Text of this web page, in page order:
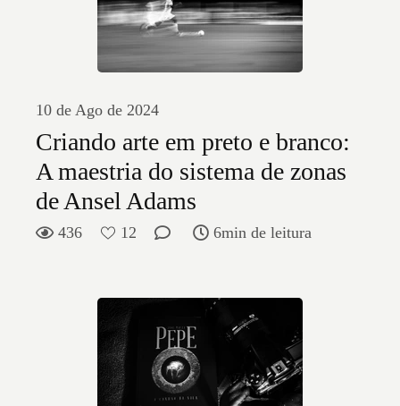
10 de Ago de 2024
Criando arte em preto e branco:
A maestria do sistema de zonas
de Ansel Adams
436 12 6min de leitura